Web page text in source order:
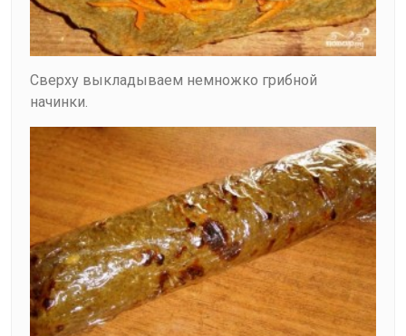
Сверху выкладываем немножко грибной
начинки.